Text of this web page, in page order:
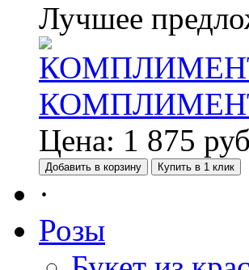
Лучшее
Цена: 1 875
Добавить в корзину Купить в 1 клик
·
Розы